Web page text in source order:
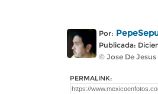
Por:
Publicada:
© Jose De
PERMALINK: